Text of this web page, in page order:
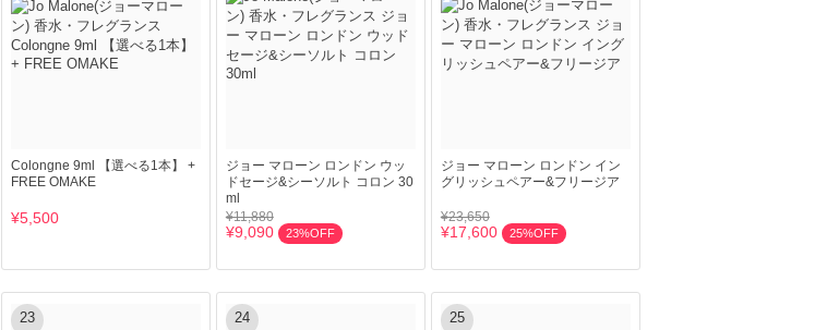
Colongne 9ml 【選べる1本】 +
FREE OMAKE
¥5,500
ジョー マローン ロンドン ウッ
ドセージ&シーソルト コロン 30
ml
¥11,880
¥9,090 23%OFF
ジョー マローン ロンドン イン
グリッシュペアー&フリージア
¥23,650
¥17,600 25%OFF
23 24 25